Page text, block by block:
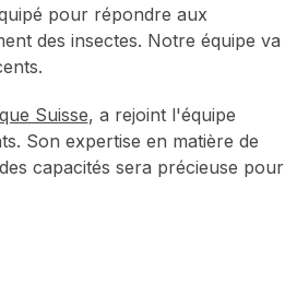
pour répondre aux
des insectes. Notre équipe va
Suisse, a rejoint l'équipe
Son expertise en matière de
capacités sera précieuse pour